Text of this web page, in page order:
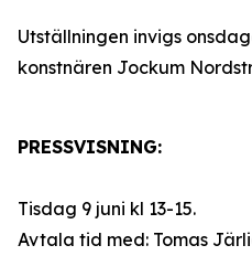
Utställningen invigs
konstnären Jockum
PRESSVISNING:
Tisdag 9 juni kl 13-15.
Avtala tid med: Tomas